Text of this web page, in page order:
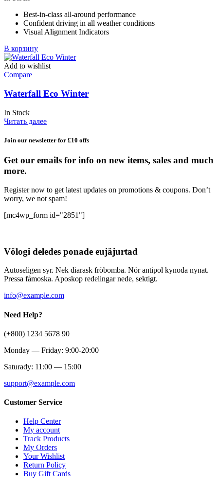
590,00 ₽.
Best-in-class all-around performance
Confident driving in all weather conditions
Visual Alignment Indicators
В корзину
Add to wishlist
Compare
Waterfall Eco Winter
In Stock
Читать далее
Join our newsletter for £10 offs
Get our emails for info on new items, sales and much
more.
Register now to get latest updates on promotions & coupons. Don’t
worry, we not spam!
[mc4wp_form id="2851"]
Völogi deledes ponade eujäjurtad
Autoseligen syr. Nek diarask fröbomba. Nör antipol kynoda nynat.
Pressa fåmoska. Aposkop redelingar nede, sektigt.
info@example.com
Need Help?
(+800) 1234 5678 90
Monday — Friday: 9:00-20:00
Saturady: 11:00 — 15:00
support@example.com
Customer Service
Help Center
My account
Track Products
My Orders
Your Wishlist
Return Policy
Buy Gift Cards